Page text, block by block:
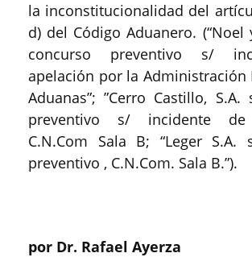
la inconstitucionalidad del
d) del Código Aduanero. (“Noel
concurso preventivo s/
apelación por la Administración
Aduanas”; ”Cerro Castillo,
preventivo s/ incidente de
C.N.Com Sala B; “Leger S.A.
preventivo , C.N.Com. Sala B.”).
por Dr. Rafael Ayerza